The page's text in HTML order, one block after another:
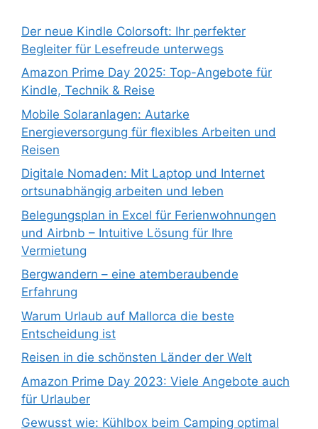
Der neue Kindle Colorsoft: Ihr perfekter
Begleiter für Lesefreude unterwegs
Amazon Prime Day 2025: Top-Angebote für
Kindle, Technik & Reise
Mobile Solaranlagen: Autarke
Energieversorgung für flexibles Arbeiten und
Reisen
Digitale Nomaden: Mit Laptop und Internet
ortsunabhängig arbeiten und leben
Belegungsplan in Excel für Ferienwohnungen
und Airbnb – Intuitive Lösung für Ihre
Vermietung
Bergwandern – eine atemberaubende
Erfahrung
Warum Urlaub auf Mallorca die beste
Entscheidung ist
Reisen in die schönsten Länder der Welt
Amazon Prime Day 2023: Viele Angebote auch
für Urlauber
Gewusst wie: Kühlbox beim Camping optimal